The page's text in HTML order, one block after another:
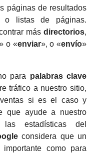
páginas de resultados
listas de páginas.
más directorios,
o «enviar», o «envío»
para palabras clave
tráfico a nuestro sitio,
si es el caso y
que ayude a nuestro
las estadísticas del
considera que un
como para